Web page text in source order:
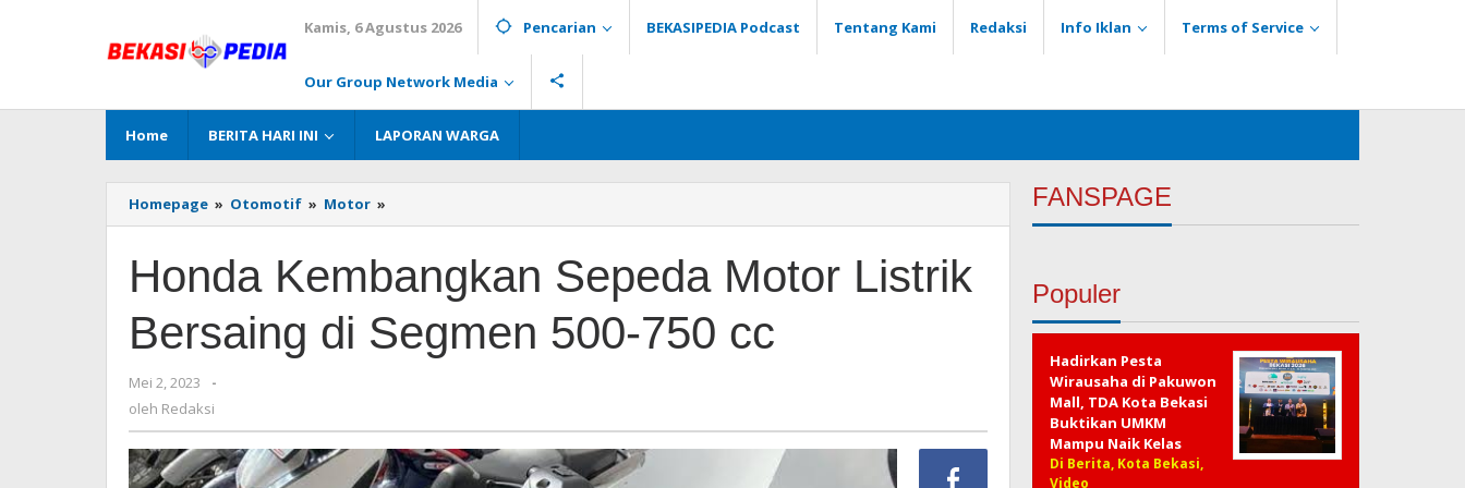
Kamis, 6 Agustus 2026 Pencarian BEKASIPEDIA Podcast Tentang Kami Redaksi Info Iklan Terms of Service
Our Group Network Media
Home BERITA HARI INI LAPORAN WARGA
Homepage » Otomotif » Motor »
Kembangkan
Motor
Listrik
Bersaing
di
Segmen
Honda Kembangkan Sepeda Motor Listrik
Bersaing di Segmen 500-750 cc
Mei 2, 2023
oleh
Redaksi
-
oleh Redaksi
FANSPAGE
Populer
Hadirkan Pesta
Wirausaha di Pakuwon
Mall, TDA Kota Bekasi
Buktikan UMKM
Mampu Naik Kelas
Di Berita, Kota Bekasi,
Video